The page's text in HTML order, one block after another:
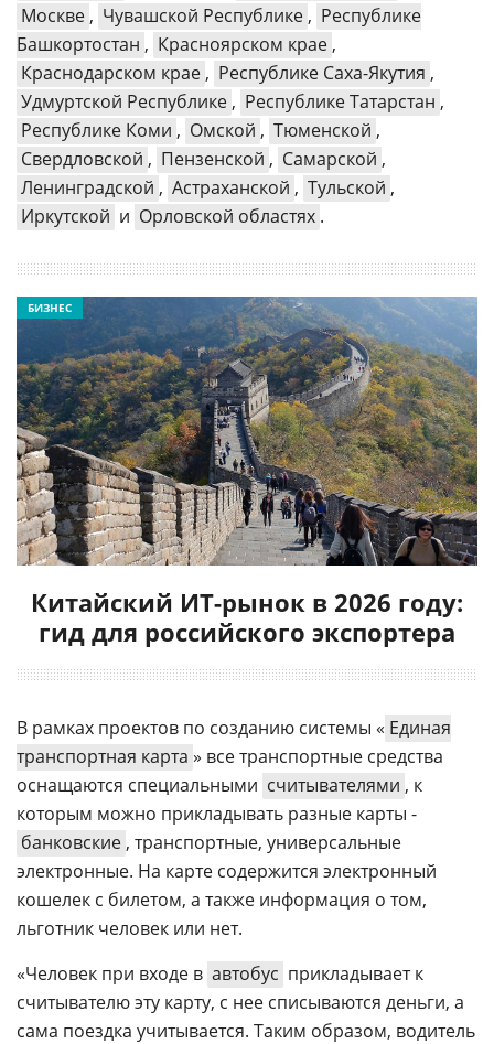
Москве , Чувашской Республике , Республике
Башкортостан , Красноярском крае ,
Краснодарском крае , Республике Саха-Якутия ,
Удмуртской Республике , Республике Татарстан ,
Республике Коми , Омской , Тюменской ,
Свердловской , Пензенской , Самарской ,
Ленинградской , Астраханской , Тульской ,
Иркутской и Орловской областях .
Китайский ИТ-рынок в 2026 году:
гид для российского экспортера
БИЗНЕС
В рамках проектов по созданию системы « Единая
транспортная карта » все транспортные средства
оснащаются специальными считывателями , к
которым можно прикладывать разные карты -
банковские , транспортные, универсальные
электронные. На карте содержится электронный
кошелек с билетом, а также информация о том,
льготник человек или нет.
«Человек при входе в автобус прикладывает к
считывателю эту карту, с нее списываются деньги, а
сама поездка учитывается. Таким образом, водитель